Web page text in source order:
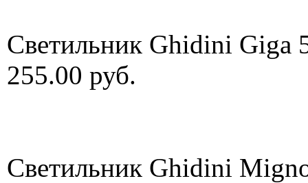
Светильник Ghidini Giga
255.00 руб.
Светильник Ghidini